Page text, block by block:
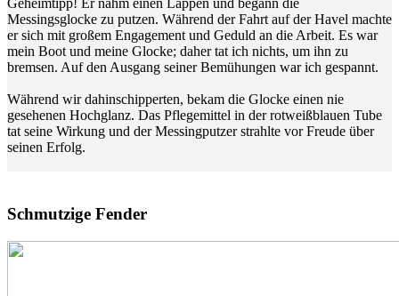
Geheimtipp! Er nahm einen Lappen und begann die
Messingsglocke zu putzen. Während der Fahrt auf der Havel machte
er sich mit großem Engagement und Geduld an die Arbeit. Es war
mein Boot und meine Glocke; daher tat ich nichts, um ihn zu
bremsen. Auf den Ausgang seiner Bemühungen war ich gespannt.
Während wir dahinschipperten, bekam die Glocke einen nie
gesehenen Hochglanz. Das Pflegemittel in der rotweißblauen Tube
tat seine Wirkung und der Messingputzer strahlte vor Freude über
seinen Erfolg.
Schmutzige Fender